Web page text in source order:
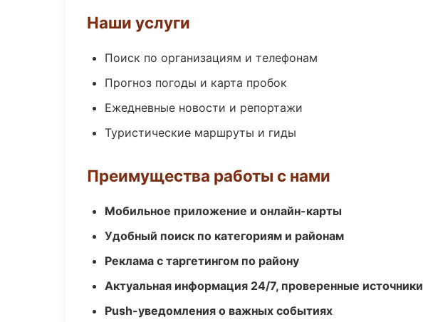
Наши услуги
Поиск по организациям и телефонам
Прогноз погоды и карта пробок
Ежедневные новости и репортажи
Туристические маршруты и гиды
Преимущества работы с нами
Мобильное приложение и онлайн-карты
Удобный поиск по категориям и районам
Реклама с таргетингом по району
Актуальная информация 24/7, проверенные источники
Push-уведомления о важных событиях